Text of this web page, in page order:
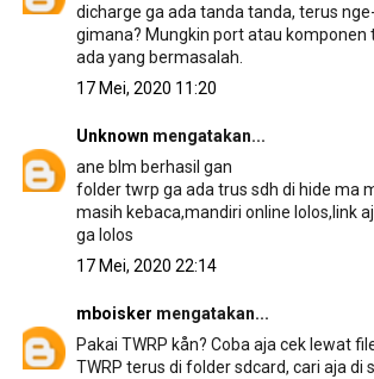
dicharge ga ada tanda tanda, terus
gimana? Mungkin port atau komponen
ada yang bermasalah.
17 Mei, 2020 11:20
Unknown mengatakan...
ane blm berhasil gan
folder twrp ga ada trus sdh di hide ma
masih kebaca,mandiri online lolos,link
ga lolos
17 Mei, 2020 22:14
mboisker mengatakan...
Pakai TWRP kån? Coba aja cek lewat
TWRP terus di folder sdcard, cari aja di